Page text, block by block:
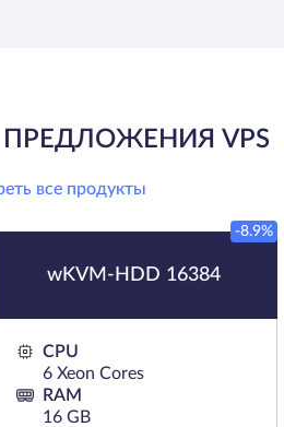
VPS
все продукты
wKVM-HDD 16384
-8.9%
CPU
6 Xeon Cores
RAM
16 GB